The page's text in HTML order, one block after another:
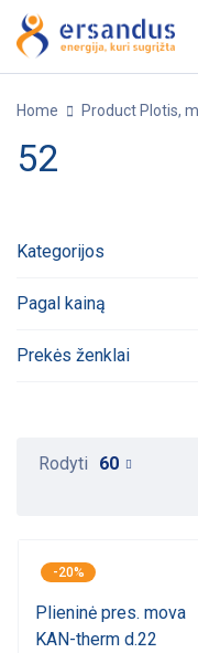
Home Product Plotis,
52
Kategorijos
Pagal kainą
Prekės ženklai
Rodyti 60
-20%
Plieninė pres. mova
KAN-therm d.22